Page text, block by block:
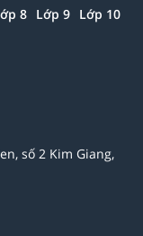
8 Lớp 9 Lớp 10
số 2 Kim Giang,